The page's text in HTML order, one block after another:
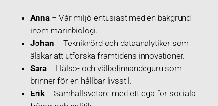
Anna– Vår miljö-entusiast med en bakgrund
inom marinbiologi.
Johan – Tekniknörd och dataanalytiker som
älskar att utforska framtidens innovationer.
Sara– Hälso- och välbefinnandeguru som
brinner för en hållbar livsstil.
Erik– Samhällsvetare med ett öga för sociala